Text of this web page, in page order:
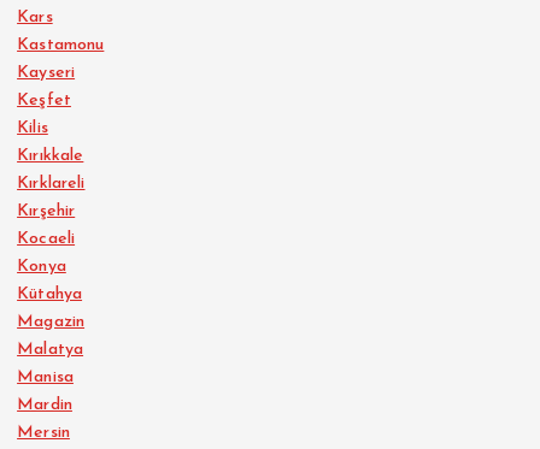
Kars
Kastamonu
Kayseri
Keşfet
Kilis
Kırıkkale
Kırklareli
Kırşehir
Kocaeli
Konya
Kütahya
Magazin
Malatya
Manisa
Mardin
Mersin